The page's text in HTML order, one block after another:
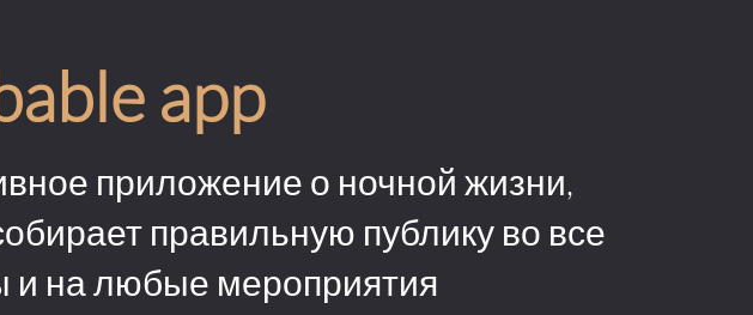
app
приложение о ночной жизни,
правильную публику во все
и на любые мероприятия